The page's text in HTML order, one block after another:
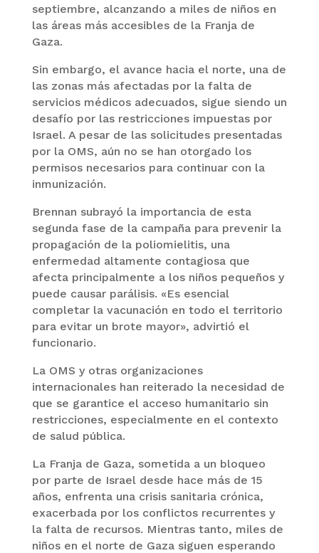
septiembre, alcanzando a miles de niños en
las áreas más accesibles de la Franja de
Gaza.
Sin embargo, el avance hacia el norte, una de
las zonas más afectadas por la falta de
servicios médicos adecuados, sigue siendo un
desafío por las restricciones impuestas por
Israel. A pesar de las solicitudes presentadas
por la OMS, aún no se han otorgado los
permisos necesarios para continuar con la
inmunización.
Brennan subrayó la importancia de esta
segunda fase de la campaña para prevenir la
propagación de la poliomielitis, una
enfermedad altamente contagiosa que
afecta principalmente a los niños pequeños y
puede causar parálisis. «Es esencial
completar la vacunación en todo el territorio
para evitar un brote mayor», advirtió el
funcionario.
La OMS y otras organizaciones
internacionales han reiterado la necesidad de
que se garantice el acceso humanitario sin
restricciones, especialmente en el contexto
de salud pública.
La Franja de Gaza, sometida a un bloqueo
por parte de Israel desde hace más de 15
años, enfrenta una crisis sanitaria crónica,
exacerbada por los conflictos recurrentes y
la falta de recursos. Mientras tanto, miles de
niños en el norte de Gaza siguen esperando